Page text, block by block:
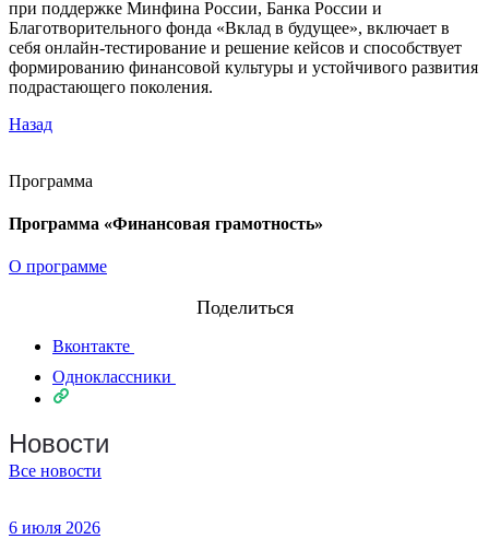
при поддержке Минфина России, Банка России и
Благотворительного фонда «Вклад в будущее», включает в
себя онлайн-тестирование и решение кейсов и способствует
формированию финансовой культуры и устойчивого развития
подрастающего поколения.
Назад
Программа
Программа «Финансовая грамотность»
О программе
Поделиться
Вконтакте
Одноклассники
Новости
Все новости
6 июля 2026